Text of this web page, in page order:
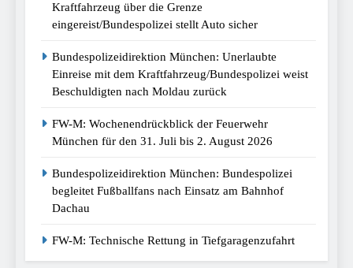
Kraftfahrzeug über die Grenze
eingereist/Bundespolizei stellt Auto sicher
Bundespolizeidirektion München: Unerlaubte
Einreise mit dem Kraftfahrzeug/Bundespolizei weist
Beschuldigten nach Moldau zurück
FW-M: Wochenendrückblick der Feuerwehr
München für den 31. Juli bis 2. August 2026
Bundespolizeidirektion München: Bundespolizei
begleitet Fußballfans nach Einsatz am Bahnhof
Dachau
FW-M: Technische Rettung in Tiefgaragenzufahrt